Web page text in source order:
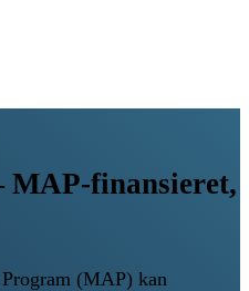
finansieret,
(MAP) kan